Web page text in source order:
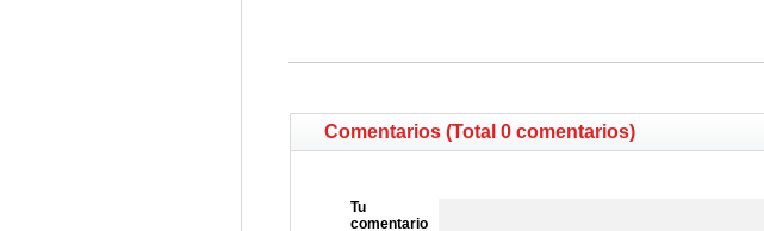
Comentarios (Total 0 comentarios)
Tu
comentario